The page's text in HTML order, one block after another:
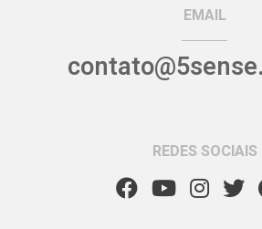
EMAIL
REDES SOCIAIS